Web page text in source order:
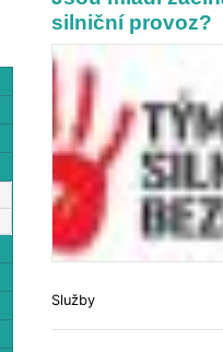
silniční provoz?
Služby